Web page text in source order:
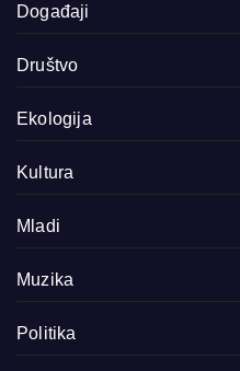
Događaji
Društvo
Ekologija
Kultura
Mladi
Muzika
Politika